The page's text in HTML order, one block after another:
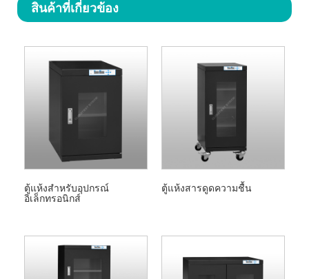
สินค้าที่เกี่ยวข้อง
ตู้แห้งสำหรับอุปกรณ์
อิเล็กทรอนิกส์
ตู้แห้งสารดูดความชื้น